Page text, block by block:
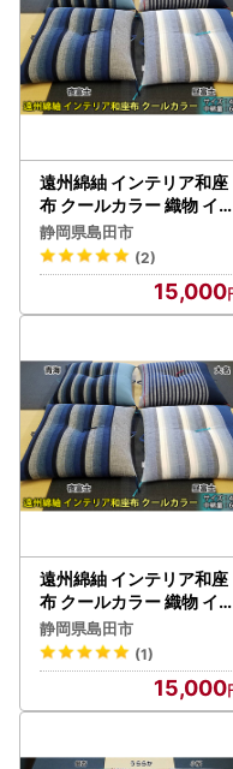
遠州綿紬 インテリア和座
布 クールカラー 織物 イス
クール 青海
静岡県島田市
(2)
15,000
遠州綿紬 インテリア和座
布 クールカラー 織物 イス
クール 昼富士
静岡県島田市
(1)
15,000